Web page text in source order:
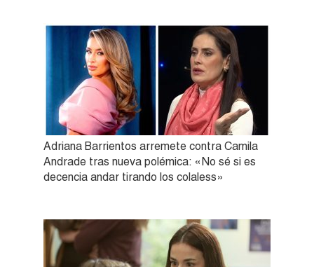
Adriana Barrientos arremete contra Camila
Andrade tras nueva polémica: «No sé si es
decencia andar tirando los colaless»